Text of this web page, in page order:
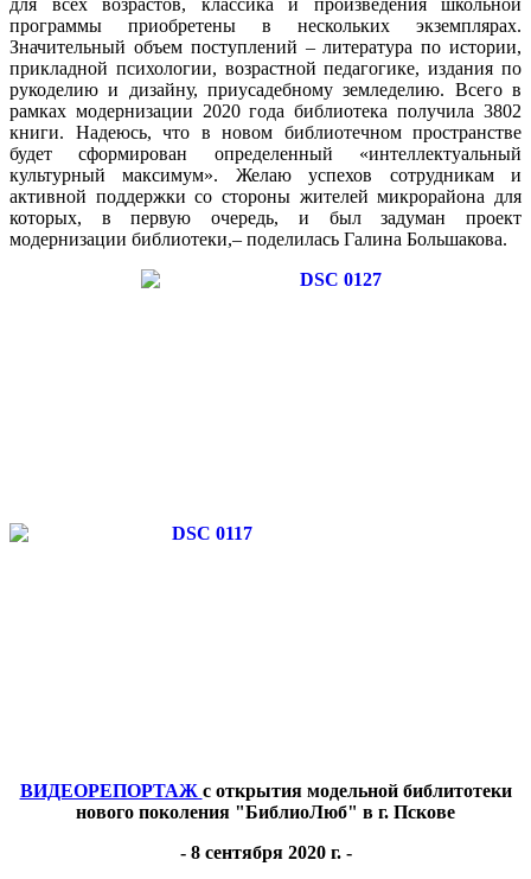
программы приобретены в нескольких экземплярах.
Значительный объем поступлений – литература по истории,
прикладной психологии, возрастной педагогике, издания по
рукоделию и дизайну, приусадебному земледелию. Всего в
рамках модернизации 2020 года библиотека получила 3802
книги. Надеюсь, что в новом библиотечном пространстве
будет сформирован определенный «интеллектуальный
культурный максимум». Желаю успехов сотрудникам и
активной поддержки со стороны жителей микрорайона для
которых, в первую очередь, и был задуман проект
модернизации библиотеки,– поделилась Галина Большакова.
ВИДЕОРЕПОРТАЖ с открытия модельной библитотеки
нового поколения "БиблиоЛюб" в г. Пскове
- 8 сентября 2020 г. -